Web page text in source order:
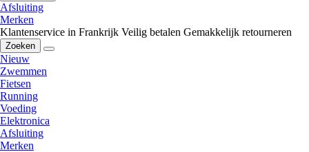
Afsluiting
Merken
Klantenservice in Frankrijk Veilig betalen Gemakkelijk retourneren
Zoeken
Nieuw
Zwemmen
Fietsen
Running
Voeding
Elektronica
Afsluiting
Merken